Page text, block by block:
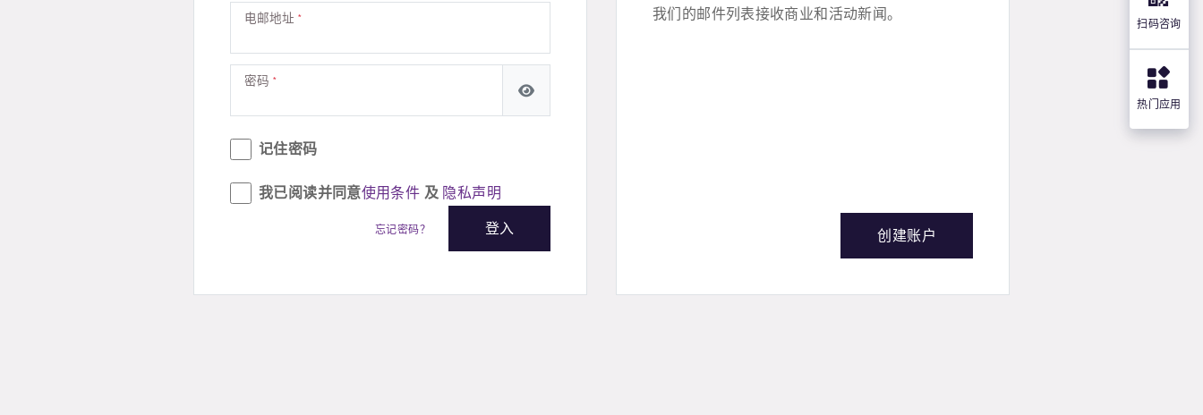
电邮地址
密码
Toggle password visibility
记住密码
我已阅读并同意使用条件 及 隐私声明
忘记密码？ 登入
我们的邮件列表接收商业和活动新闻。
创建账户
扫码咨询
热门应用